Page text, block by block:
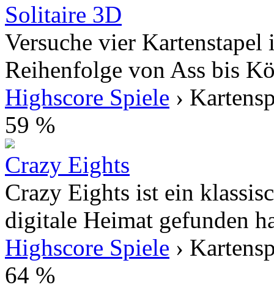
Solitaire 3D
Versuche vier
Reihenfolge von Ass bis
Highscore Spiele ›
59 %
Crazy Eights
Crazy Eights ist ein
digitale Heimat gefunden
Highscore Spiele ›
64 %